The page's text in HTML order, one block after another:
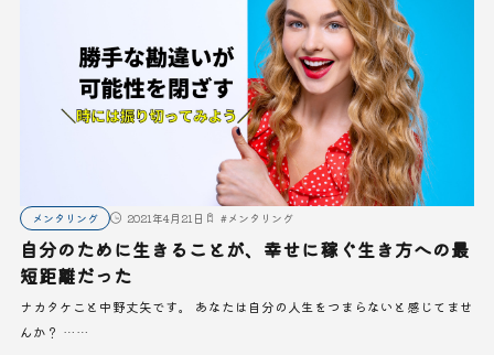
メンタリング 2021年4月21日 #メンタリング
自分のために生きることが、幸せに稼ぐ生き方への最
短距離だった
ナカタケこと中野丈矢です。 あなたは自分の人生をつまらないと感じてませ
んか？ ……